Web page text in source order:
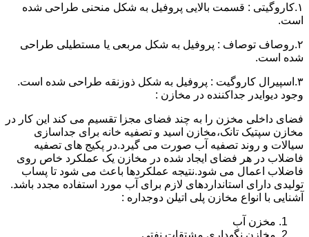
۱.کاروگیتی : قسمت بالایی پروفیل به شکل منحنی طراحی شده
است.
۲.روصاف توصاف : پروفیل به شکل مربعی یا مستطیلی طراحی
شده است.
۳.اسپیرال کاروگیت : پروفیل به شکل ذوزنقه طراحی شده است.
وجود دیوایدر جداکننده در مخازن :
فضای داخلی مخزن را به چند فضای مجزا تقسیم می کند این کار در
مخازن سپتیک تانک،مخازن اسید و تصفیه خانه برای جداسازی
سیالات و روند تصفیه آب صورت می گیرد.در پکیج های تصفیه
فاضلاب در هر فضای ایجاد شده در مخازن یک عملکرد خاص روی
فاضلاب اعمال می شود.نتیجه عملکردها باعث می شود تا پساب
تولیدی دارای استانداردهای لازم برای آب مورد استفاده مجدد باشد.
آشنایی با انواع مخازن پلی اتیلن دوجداره :
مخزن آب
مخازن نگهداری مشتقات نفتی